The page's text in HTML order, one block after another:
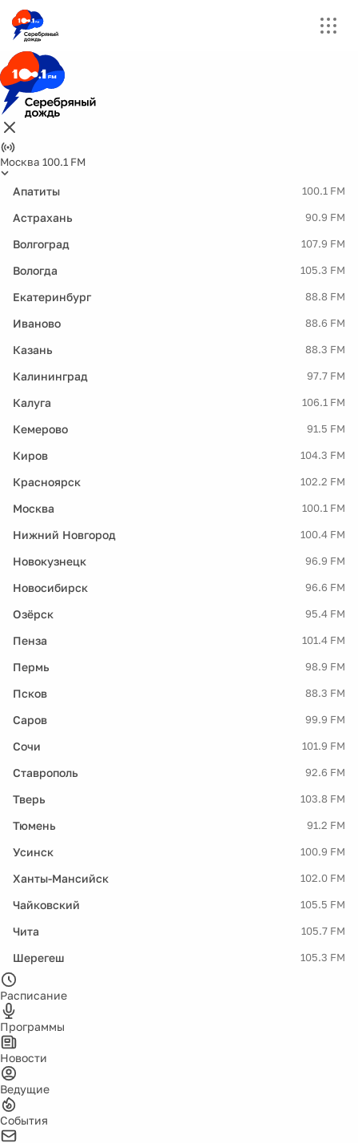
Москва 100.1 FM
Апатиты 100.1 FM
Астрахань 90.9 FM
Волгоград 107.9 FM
Вологда 105.3 FM
Екатеринбург 88.8 FM
Иваново 88.6 FM
Казань 88.3 FM
Калининград 97.7 FM
Калуга 106.1 FM
Кемерово 91.5 FM
Киров 104.3 FM
Красноярск 102.2 FM
Москва 100.1 FM
Нижний Новгород 100.4 FM
Новокузнецк 96.9 FM
Новосибирск 96.6 FM
Озёрск 95.4 FM
Пенза 101.4 FM
Пермь 98.9 FM
Псков 88.3 FM
Саров 99.9 FM
Сочи 101.9 FM
Ставрополь 92.6 FM
Тверь 103.8 FM
Тюмень 91.2 FM
Усинск 100.9 FM
Ханты-Мансийск 102.0 FM
Чайковский 105.5 FM
Чита 105.7 FM
Шерегеш 105.3 FM
Расписание
Программы
Новости
Ведущие
События